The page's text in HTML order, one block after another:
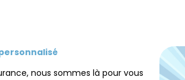
nous sommes là pour vous